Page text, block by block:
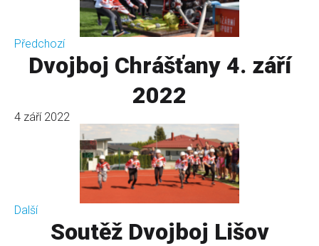
Předchozí
Dvojboj Chrášťany 4. září
2022
4 září 2022
Další
Soutěž Dvojboj Lišov